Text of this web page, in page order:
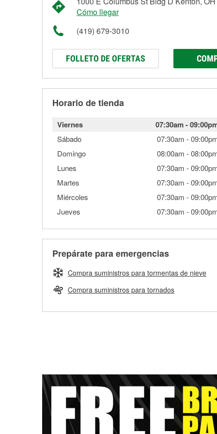
Cómo llegar
(419) 679-3010
FOLLETO DE OFERTAS
Horario de tienda
Viernes 07:30am-
Sábado 07:30am -
Domingo
08:00am -
Lunes
07:30am -
Martes
07:30am -
Miércoles
07:30am -
Jueves
07:30am -
Prepárate para emergencias
Compra suministros para tormentas de nieve
Compra suministros para tornados